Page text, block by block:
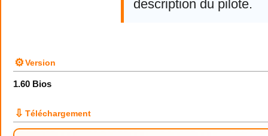
description du pilote.
⚙Version
1.60 Bios
⇩ Téléchargement